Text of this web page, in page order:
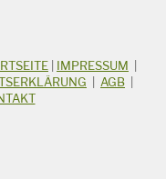
IMPRESSUM
AGB